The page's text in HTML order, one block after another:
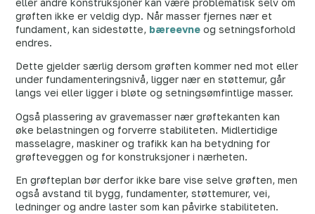
eller andre konstruksjoner kan være problematisk selv om
grøften ikke er veldig dyp. Når masser fjernes nær et
fundament, kan sidestøtte, bæreevne og setningsforhold
endres.
Dette gjelder særlig dersom grøften kommer ned mot eller
under fundamenteringsnivå, ligger nær en støttemur, går
langs vei eller ligger i bløte og setningsømfintlige masser.
Også plassering av gravemasser nær grøftekanten kan
øke belastningen og forverre stabiliteten. Midlertidige
masselagre, maskiner og trafikk kan ha betydning for
grøfteveggen og for konstruksjoner i nærheten.
En grøfteplan bør derfor ikke bare vise selve grøften, men
også avstand til bygg, fundamenter, støttemurer, vei,
ledninger og andre laster som kan påvirke stabiliteten.